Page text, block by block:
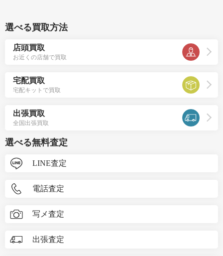
選べる買取方法
店頭買取
お近くの店舗で買取
宅配買取
宅配キットで買取
出張買取
全国出張買取
選べる無料査定
LINE査定
電話査定
写メ査定
出張査定